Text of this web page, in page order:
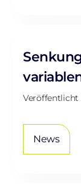
Veröffentlicht
News